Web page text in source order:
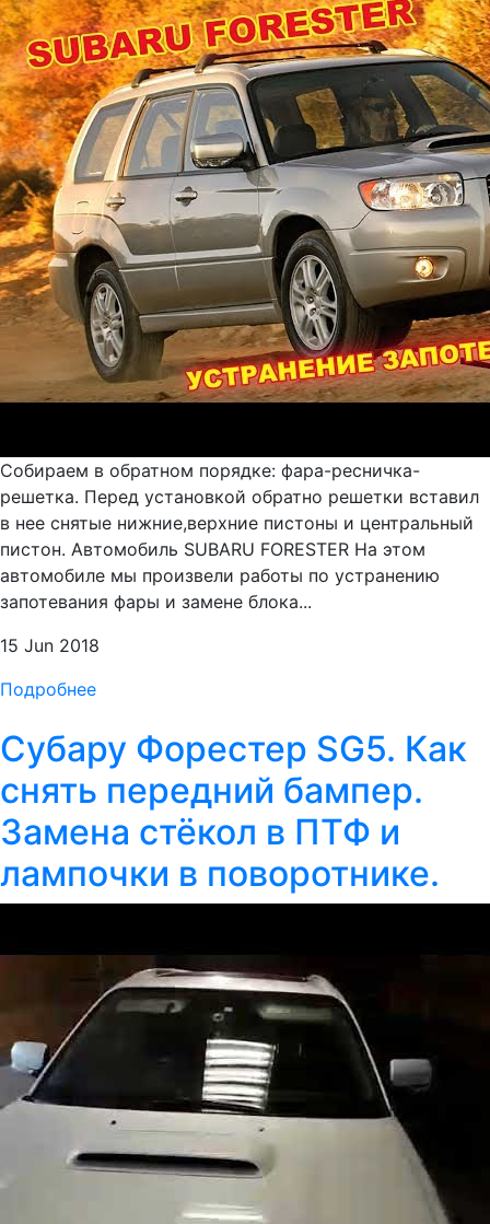
Собираем в обратном порядке: фара-ресничка-
решетка. Перед установкой обратно решетки вставил
в нее снятые нижние,верхние пистоны и центральный
пистон. Автомобиль SUBARU FORESTER На этом
автомобиле мы произвели работы по устранению
запотевания фары и замене блока...
15 Jun 2018
Подробнее
Субару Форестер SG5. Как
снять передний бампер.
Замена стёкол в ПТФ и
лампочки в поворотнике.